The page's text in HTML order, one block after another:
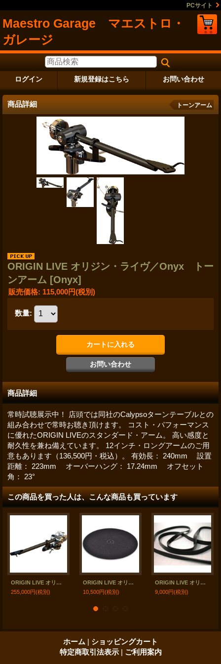
PCサイト
Maestro Garage マエストロ・
ガレージ
ログイン 新規登録はこちら お問い合わせ
商品詳細 トーンアーム
ORIGIN LIVE オリジン・ライヴ／Onyx トー
ンアーム [Onyx]
販売価格: 115,000円(税別)
数量:
商品詳細
常時試聴展示中！ 店頭では同社のCalypsoターンテーブルとの
組み合わせで常時お聴き頂けます。 コスト・パフォーマンス
に優れたORIGIN LIVEのスタンダード・アーム。 高い感度と
耐久性を兼ね備えています。 12インチ・ロングアームのご用
意もあります（136,500円・税込）。 有効長： 240mm 設置
距離： 223mm オーバーハング： 17.24mm オフセット
角： 23°
この商品を買った人は、こんな商品も買っています
ORIGIN LIVE オリジン・ライヴ／Zephyr トーンアーム
255,000円(税別)
ORIGIN LIVE オリジン・ライヴ／Platter Mat ターンテーブルマット
10,500円(税別)
ORIGIN LIVE オリジン・ライヴ／High Performance Flat Belt オーダーメイド・ドライブベルト
9,000円(税別)
ホーム | ショッピングカート
特定商取引法表示 | ご利用案内